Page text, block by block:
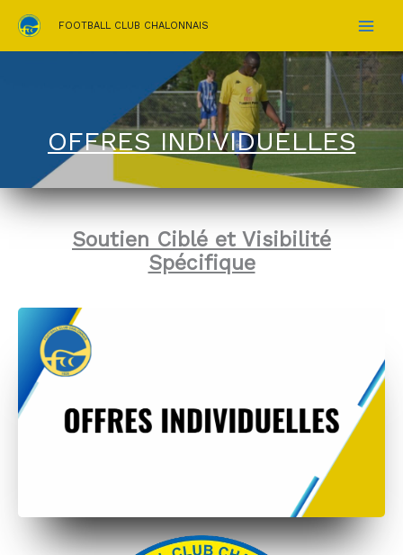
Aller
contenu
FOOTBALL CLUB CHALONNAIS
OFFRES INDIVIDUELLES
Soutien Ciblé et Visibilité
Spécifique